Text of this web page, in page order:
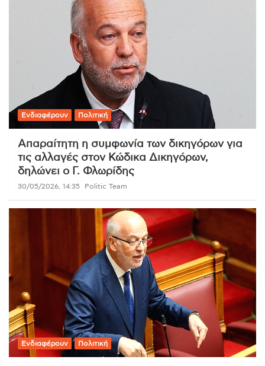
Ενδιαφέρουν Πολιτική
Απαραίτητη η συμφωνία των δικηγόρων για
τις αλλαγές στον Κώδικα Δικηγόρων,
δηλώνει ο Γ. Φλωρίδης
30/05/2026, 14:35 Politic Team
Ενδιαφέρουν Πολιτική